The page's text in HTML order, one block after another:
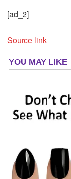
[ad_2]
Source link